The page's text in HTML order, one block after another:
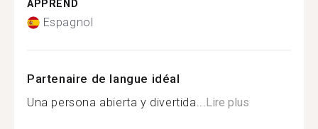
APPREND
Espagnol
Partenaire de langue idéal
Una persona abierta y divertida...Lire plus